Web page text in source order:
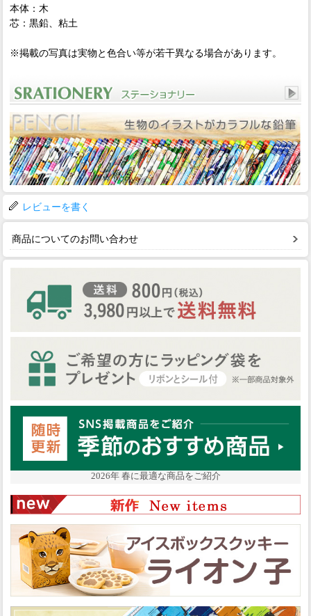
本体：木
芯：黒鉛、粘土
※掲載の写真は実物と色合い等が若干異なる場合があります。
レビューを書く
商品についてのお問い合わせ